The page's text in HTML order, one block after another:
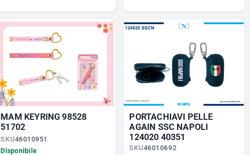
MAM KEYRING 98528
51702
SKU46010951
Disponibile
PORTACHIAVI PELLE
AGAIN SSC NAPOLI
124020 40351
SKU46010692